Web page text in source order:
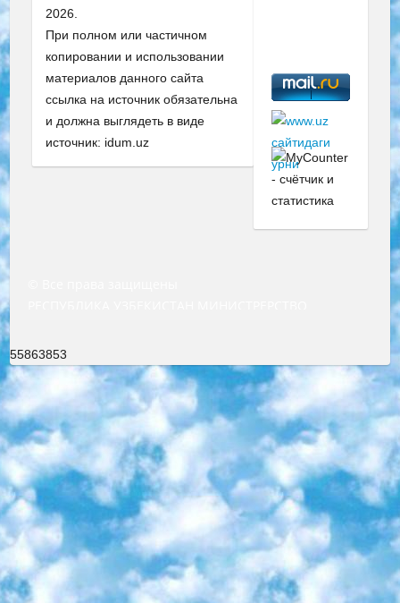
2026.
При полном или частичном
копировании и использовании
материалов данного сайта
ссылка на источник обязательна
и должна выглядеть в виде
источник: idum.uz
55863853